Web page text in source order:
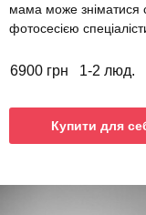
мама може зніматися
фотосесією
6900 грн 1-2 люд.
Купити для